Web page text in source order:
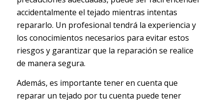
accidentalmente el tejado mientras intentas
repararlo. Un profesional tendrá la experiencia y
los conocimientos necesarios para evitar estos
riesgos y garantizar que la reparación se realice
de manera segura.
Además, es importante tener en cuenta que
reparar un tejado por tu cuenta puede tener